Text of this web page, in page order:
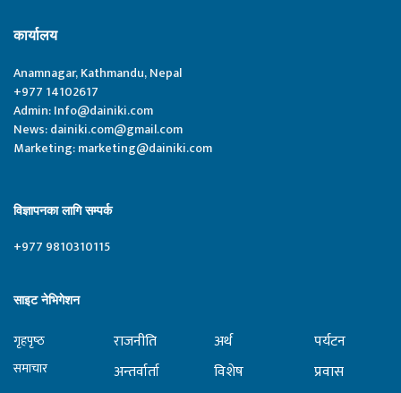
कार्यालय
Anamnagar, Kathmandu, Nepal
+977 14102617
Admin:Info@dainiki.com
News:dainiki.com@gmail.com
Marketing:marketing@dainiki.com
विज्ञापनका लागि सम्पर्क
+977 9810310115
साइट नेभिगेशन
गृहपृष्‍ठ
समाचार
राजनीति
अन्तर्वार्ता
अर्थ
विशेष
पर्यटन
प्रवास